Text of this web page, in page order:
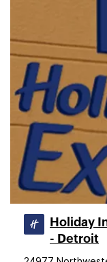
Holiday
- Detroit